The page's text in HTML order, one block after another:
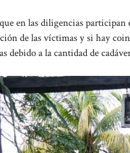
en las diligencias
de las víctimas y si hay
debido a la cantidad de